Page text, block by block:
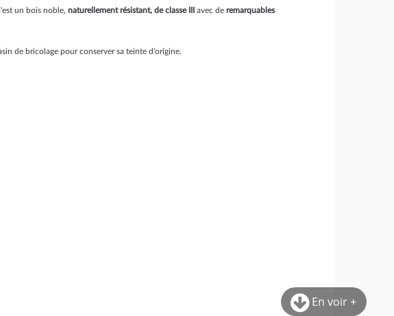
En voir +
un bois noble, naturellement résistant, de classe III avec de remarquables
de bricolage pour conserver sa teinte d'origine.